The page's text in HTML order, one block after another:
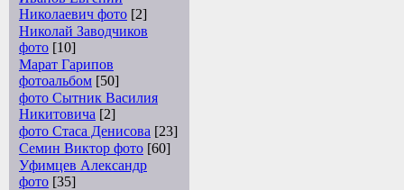
Николаевич фото [2]
Николай Заводчиков
фото [10]
Марат Гарипов
фотоальбом [50]
фото Сытник Василия
Никитовича [2]
фото Стаса Денисова [23]
Семин Виктор фото [60]
Уфимцев Александр
фото [35]